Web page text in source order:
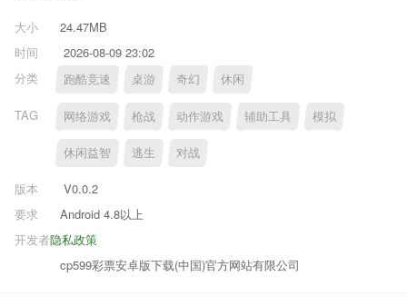
大小
24.47MB
时间
2026-08-09 23:02
分类
跑酷竞速 桌游 奇幻 休闲
TAG 网络游戏 枪战 动作游戏 辅助工具 模拟
休闲益智 逃生 对战
版本
V0.0.2
要求
Android 4.8以上
隐私政策
开发者
cp599彩票安卓版下载(中国)官方网站有限公司